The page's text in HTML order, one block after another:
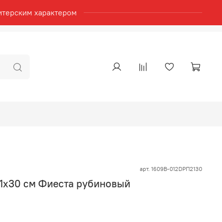
характером
арт. 1609В-012DРП2130
см Фиеста рубиновый